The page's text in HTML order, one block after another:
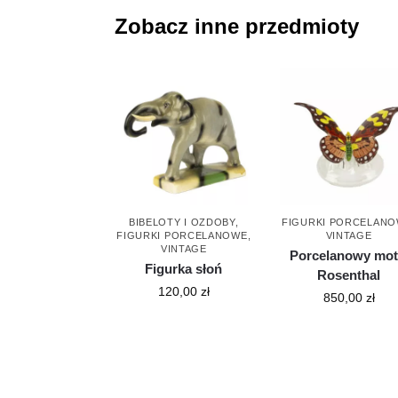
Zobacz inne przedmioty
BIBELOTY I OZDOBY,
FIGURKI PORCELANOWE
VINTAGE
Figurka słoń
120,00 zł
FIGURKI
VINTAGE
Porcelanowy
Rosenthal
850,00 zł